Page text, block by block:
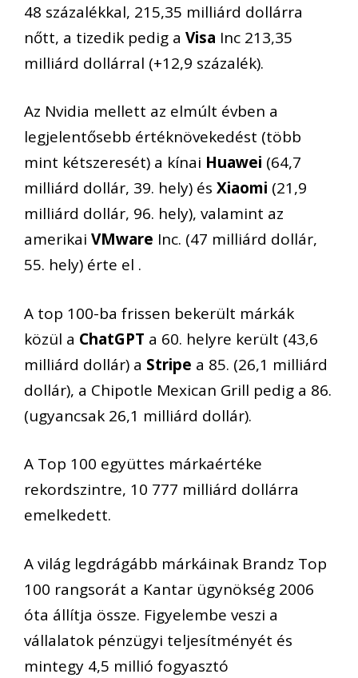
48 százalékkal, 215,35 milliárd dollárra
nőtt, a tizedik pedig a Visa Inc 213,35
milliárd dollárral (+12,9 százalék).
Az Nvidia mellett az elmúlt évben a
legjelentősebb értéknövekedést (több
mint kétszeresét) a kínai Huawei (64,7
milliárd dollár, 39. hely) és Xiaomi (21,9
milliárd dollár, 96. hely), valamint az
amerikai VMware Inc. (47 milliárd dollár,
55. hely) érte el .
A top 100-ba frissen bekerült márkák
közül a ChatGPT a 60. helyre került (43,6
milliárd dollár) a Stripe a 85. (26,1 milliárd
dollár), a Chipotle Mexican Grill pedig a 86.
(ugyancsak 26,1 milliárd dollár).
A Top 100 együttes márkaértéke
rekordszintre, 10 777 milliárd dollárra
emelkedett.
A világ legdrágább márkáinak Brandz Top
100 rangsorát a Kantar ügynökség 2006
óta állítja össze. Figyelembe veszi a
vállalatok pénzügyi teljesítményét és
mintegy 4,5 millió fogyasztó